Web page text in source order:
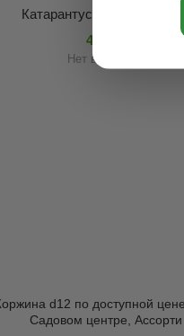
Катарантус p9 микс цветов
40 грн
Нет в наличии